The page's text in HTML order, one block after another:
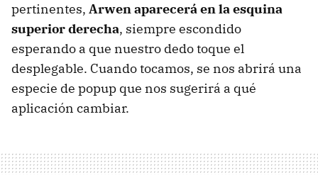
pertinentes, Arwen aparecerá en la esquina
superior derecha, siempre escondido
esperando a que nuestro dedo toque el
desplegable. Cuando tocamos, se nos abrirá una
especie de popup que nos sugerirá a qué
aplicación cambiar.